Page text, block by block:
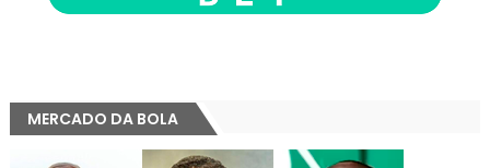
MERCADO DA BOLA